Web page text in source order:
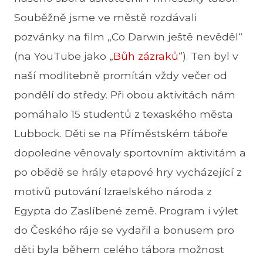
Souběžně jsme ve městě rozdávali
pozvánky na film „Co Darwin ještě nevěděl“
(na YouTube jako „Bůh zázraků“). Ten byl v
naší modlitebně promítán vždy večer od
pondělí do středy. Při obou aktivitách nám
pomáhalo 15 studentů z texaského města
Lubbock. Děti se na Příměstském táboře
dopoledne věnovaly sportovním aktivitám a
po obědě se hrály etapové hry vycházející z
motivů putování Izraelského národa z
Egypta do Zaslíbené země. Program i výlet
do Českého ráje se vydařil a bonusem pro
děti byla během celého tábora možnost